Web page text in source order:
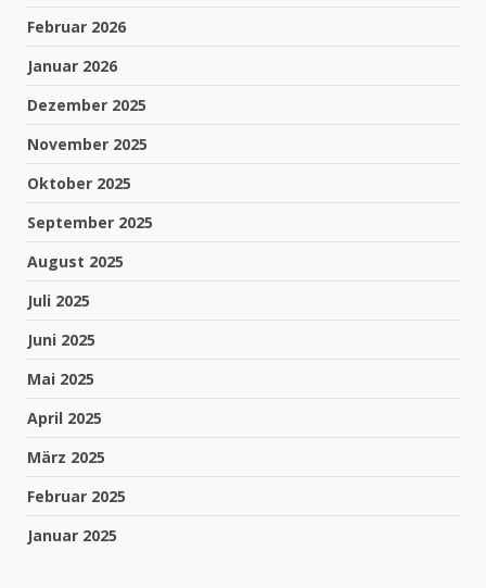
Februar 2026
Januar 2026
Dezember 2025
November 2025
Oktober 2025
September 2025
August 2025
Juli 2025
Juni 2025
Mai 2025
April 2025
März 2025
Februar 2025
Januar 2025